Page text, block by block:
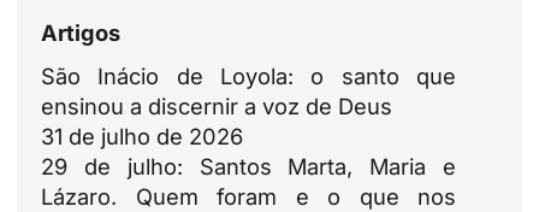
Artigos
São Inácio de Loyola: o santo que
ensinou a discernir a voz de Deus
31 de julho de 2026
29 de julho: Santos Marta, Maria e
Lázaro. Quem foram e o que nos